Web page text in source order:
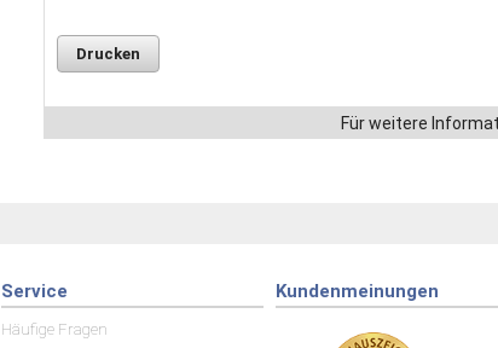
Drucken
Für weitere
Service
Häufige Fragen
Kundenmeinungen